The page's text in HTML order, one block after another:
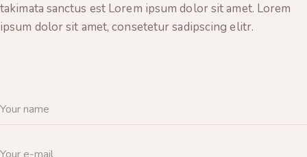
takimata sanctus est Lorem ipsum dolor sit amet. Lorem
ipsum dolor sit amet, consetetur sadipscing elitr.